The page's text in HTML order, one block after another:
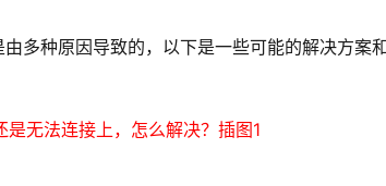
多种原因导致的，以下是一些可能的解决方案